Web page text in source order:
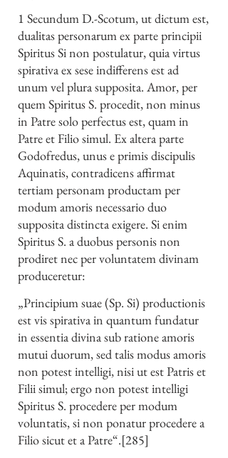
1 Secundum D.-Scotum, ut dictum est,
dualitas personarum ex parte principii
Spiritus Si non postulatur, quia virtus
spirativa ex sese indifferens est ad
unum vel plura supposita. Amor, per
quem Spiritus S. procedit, non minus
in Patre solo perfectus est, quam in
Patre et Filio simul. Ex altera parte
Godofredus, unus e primis discipulis
Aquinatis, contradicens affirmat
tertiam personam productam per
modum amoris necessario duo
supposita distincta exigere. Si enim
Spiritus S. a duobus personis non
prodiret nec per voluntatem divinam
produceretur:
„Principium suae (Sp. Si) productionis
est vis spirativa in quantum fundatur
in essentia divina sub ratione amoris
mutui duorum, sed talis modus amoris
non potest intelligi, nisi ut est Patris et
Filii simul; ergo non potest intelligi
Spiritus S. procedere per modum
voluntatis, si non ponatur procedere a
Filio sicut et a Patre“.[285]